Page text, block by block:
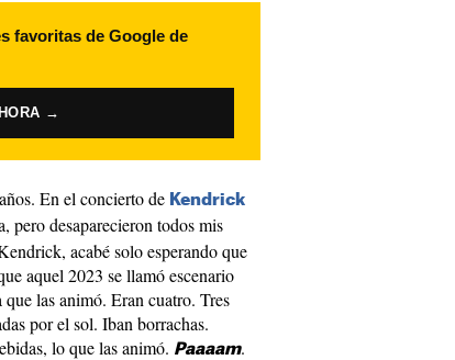
favoritas de Google de
→
En el concierto de Kendrick
pero desaparecieron todos mis
acabé solo esperando que
aquel 2023 se llamó escenario
las animó. Eran cuatro. Tres
por el sol. Iban borrachas.
lo que las animó. Paaaam.